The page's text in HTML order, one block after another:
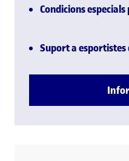
Condicions
Suport a esportistes